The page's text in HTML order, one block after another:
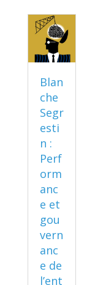
Blan
che
Segr
esti
n :
Perf
orm
anc
e et
gou
vern
anc
e de
l’ent